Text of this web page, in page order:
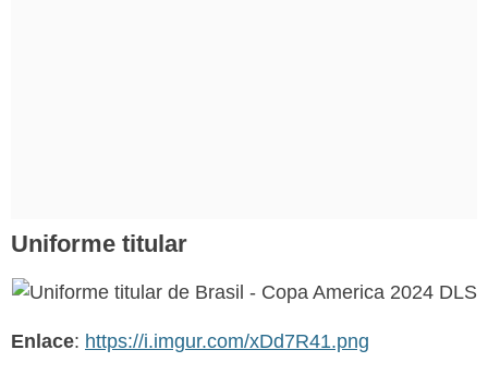
Uniforme titular
Enlace: https://i.imgur.com/xDd7R41.png